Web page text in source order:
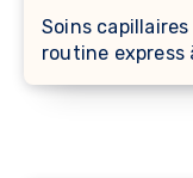
Soins
routine express